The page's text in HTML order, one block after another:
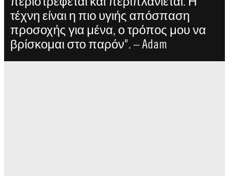
τέχνη είναι η πιο υγιής απόσπαση
προσοχής για μένα, ο τρόπος μου να
βρίσκομαι στο παρόν". – Adam